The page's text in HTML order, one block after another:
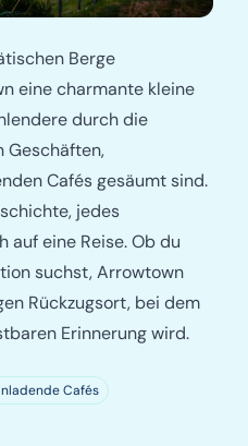
Berge
eine charmante kleine
durch die
Geschäften,
Cafés gesäumt sind.
jedes
eine Reise. Ob du
suchst, Arrowtown
Rückzugsort, bei dem
Erinnerung wird.
Cafés